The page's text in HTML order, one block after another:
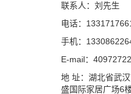
联系人：刘先生
电话：
手机：
E-mail：
地 址：湖北省武
盛国际家居广场6